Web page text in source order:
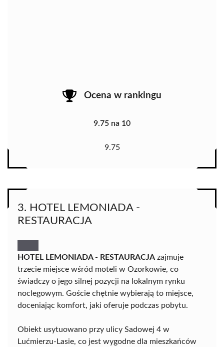
Ocena w rankingu
9.75 na 10
9.75
3. HOTEL LEMONIADA -
RESTAURACJA
HOTEL LEMONIADA - RESTAURACJA zajmuje
trzecie miejsce wśród moteli w Ozorkowie, co
świadczy o jego silnej pozycji na lokalnym rynku
noclegowym. Goście chętnie wybierają to miejsce,
doceniając komfort, jaki oferuje podczas pobytu.
Obiekt usytuowano przy ulicy Sadowej 4 w
Lućmierzu-Lasie, co jest wygodne dla mieszkańców